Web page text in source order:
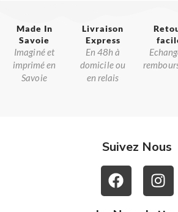
Made In
Savoie​
Imaginé et
imprimé en
Savoie
Livraison
Express
En 48h à
domicile ou
en relais
Suivez Nous